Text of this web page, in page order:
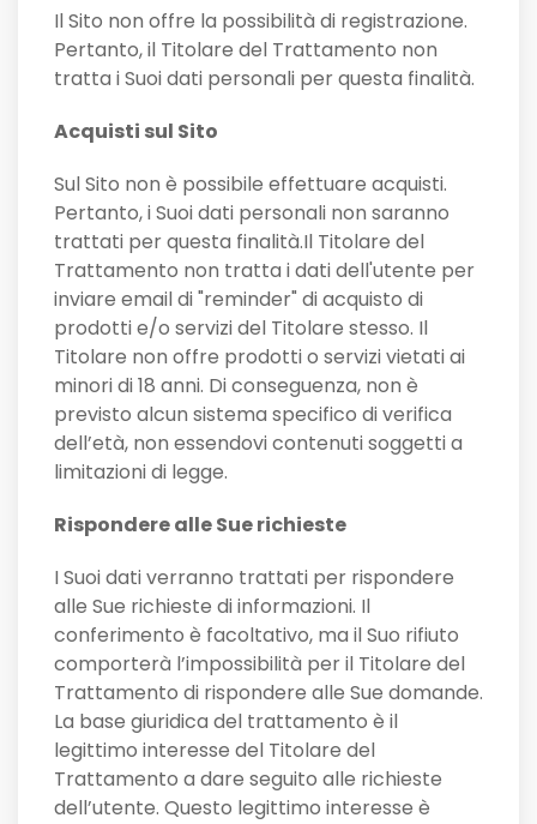
Il Sito non offre la possibilità di registrazione.
Pertanto, il Titolare del Trattamento non
tratta i Suoi dati personali per questa finalità.
Acquisti sul Sito
Sul Sito non è possibile effettuare acquisti.
Pertanto, i Suoi dati personali non saranno
trattati per questa finalità.Il Titolare del
Trattamento non tratta i dati dell'utente per
inviare email di "reminder" di acquisto di
prodotti e/o servizi del Titolare stesso. Il
Titolare non offre prodotti o servizi vietati ai
minori di 18 anni. Di conseguenza, non è
previsto alcun sistema specifico di verifica
dell’età, non essendovi contenuti soggetti a
limitazioni di legge.
Rispondere alle Sue richieste
I Suoi dati verranno trattati per rispondere
alle Sue richieste di informazioni. Il
conferimento è facoltativo, ma il Suo rifiuto
comporterà l’impossibilità per il Titolare del
Trattamento di rispondere alle Sue domande.
La base giuridica del trattamento è il
legittimo interesse del Titolare del
Trattamento a dare seguito alle richieste
dell’utente. Questo legittimo interesse è